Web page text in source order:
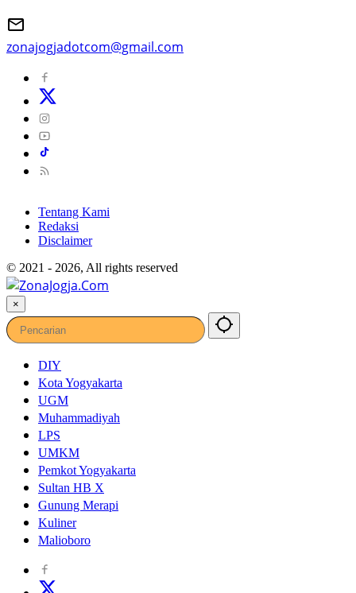
zonajogjadotcom@gmail.com
Tentang Kami
Redaksi
Disclaimer
© 2021 - 2026, All rights reserved
×
DIY
Kota Yogyakarta
UGM
Muhammadiyah
LPS
UMKM
Pemkot Yogyakarta
Sultan HB X
Gunung Merapi
Kuliner
Malioboro